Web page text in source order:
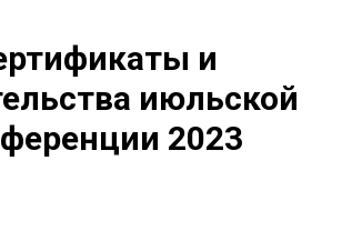
и
июльской
2023